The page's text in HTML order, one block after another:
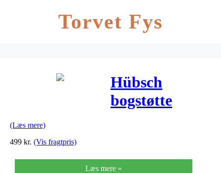
Torvet Fys
Hübsch
bogstøtte
(Læs mere)
499 kr. (Vis fragtpris)
Læs mere »